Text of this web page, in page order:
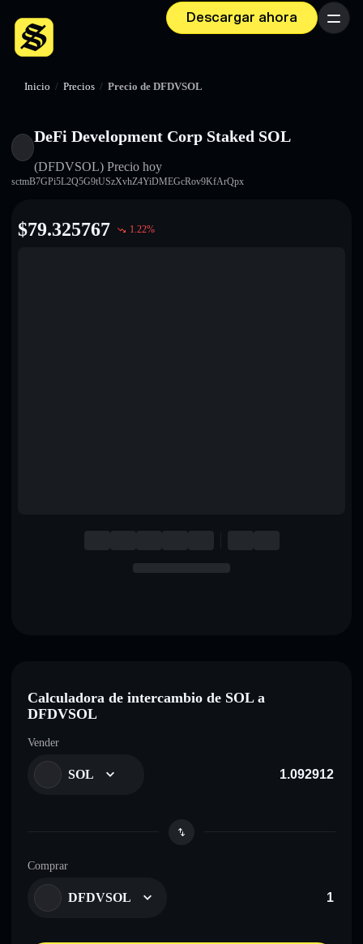
Descargar ahora Menú
Inicio / Precios / Precio de DFDVSOL
DeFi Development Corp Staked SOL
(DFDVSOL)Precio hoy
sctmB7GPi5L2Q5G9tUSzXvhZ4YiDMEGcRov9KfArQpx
$79.325767 1.22%
Calculadora de intercambio de SOL a
DFDVSOL
Vender
SOL
Comprar
DFDVSOL